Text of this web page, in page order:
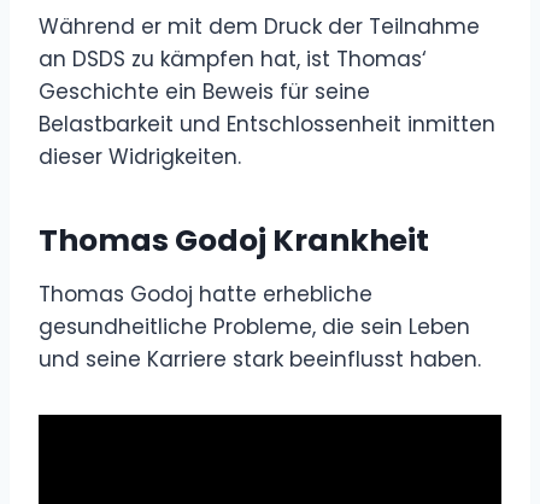
Während er mit dem Druck der Teilnahme
an DSDS zu kämpfen hat, ist Thomas‘
Geschichte ein Beweis für seine
Belastbarkeit und Entschlossenheit inmitten
dieser Widrigkeiten.
Thomas Godoj Krankheit
Thomas Godoj hatte erhebliche
gesundheitliche Probleme, die sein Leben
und seine Karriere stark beeinflusst haben.